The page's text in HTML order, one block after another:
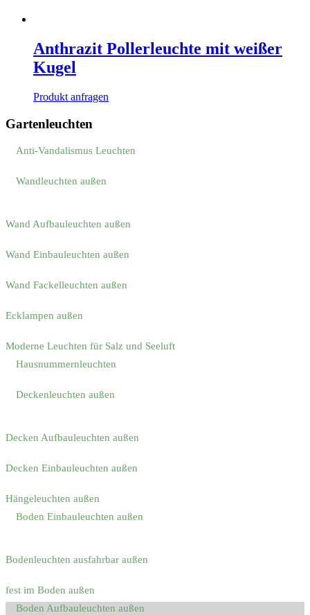
Anthrazit Pollerleuchte mit weißer
Kugel
Produkt anfragen
Gartenleuchten
Anti-Vandalismus Leuchten
Wandleuchten außen
Wand Aufbauleuchten außen
Wand Einbauleuchten außen
Wand Fackelleuchten außen
Ecklampen außen
Moderne Leuchten für Salz und Seeluft
Hausnummernleuchten
Deckenleuchten außen
Decken Aufbauleuchten außen
Decken Einbauleuchten außen
Hängeleuchten außen
Boden Einbauleuchten außen
Bodenleuchten ausfahrbar außen
fest im Boden außen
Boden Aufbauleuchten außen